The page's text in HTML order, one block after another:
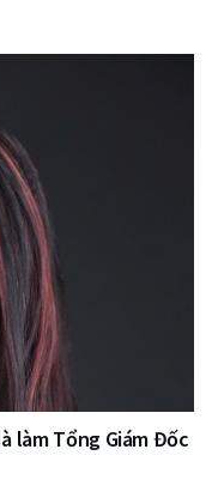
làm Tổng Giám Đốc